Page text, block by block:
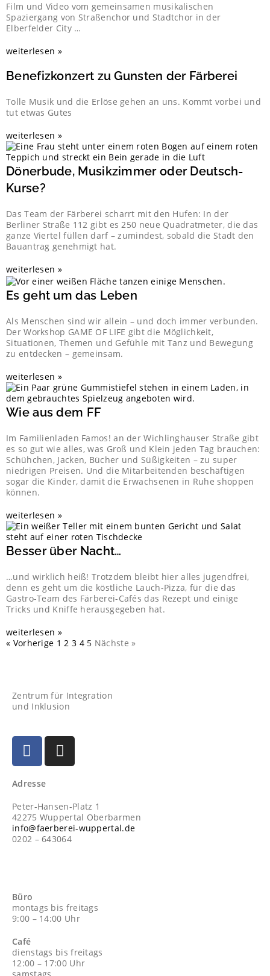
Film und Video vom gemeinsamen musikalischen
Spaziergang von Straßenchor und Stadtchor in der
Elberfelder City …
weiterlesen »
Benefizkonzert zu Gunsten der Färberei
Tolle Musik und die Erlöse gehen an uns. Kommt vorbei und
tut etwas Gutes
weiterlesen »
Dönerbude, Musikzimmer oder Deutsch-
Kurse?
Das Team der Färberei scharrt mit den Hufen: In der
Berliner Straße 112 gibt es 250 neue Quadratmeter, die das
ganze Viertel füllen darf – zumindest, sobald die Stadt den
Bauantrag genehmigt hat.
weiterlesen »
Es geht um das Leben
Als Menschen sind wir allein – und doch immer verbunden.
Der Workshop GAME OF LIFE gibt die Möglichkeit,
Situationen, Themen und Gefühle mit Tanz und Bewegung
zu entdecken – gemeinsam.
weiterlesen »
Wie aus dem FF
Im Familienladen Famos! an der Wichlinghauser Straße gibt
es so gut wie alles, was Groß und Klein jeden Tag brauchen:
Schühchen, Jacken, Bücher und Süßigkeiten – zu super
niedrigen Preisen. Und die Mitarbeitenden beschäftigen
sogar die Kinder, damit die Erwachsenen in Ruhe shoppen
können.
weiterlesen »
Besser über Nacht…
…und wirklich heiß! Trotzdem bleibt hier alles jugendfrei,
denn es geht um die köstliche Lauch-Pizza, für die das
Gastro-Team des Färberei-Cafés das Rezept und einige
Tricks und Kniffe herausgegeben hat.
weiterlesen »
« Vorherige 1 2 3 4 5 Nächste »
Zentrum für Integration
und Inklusion
Adresse
Peter-Hansen-Platz 1
42275 Wuppertal Oberbarmen
info@faerberei-wuppertal.de
0202 – 643064
Büro
montags bis freitags
9:00 – 14:00 Uhr
Café
dienstags bis freitags
12:00 – 17:00 Uhr
samstags